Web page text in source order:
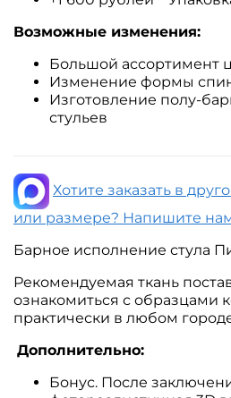
Возможные изменения:
Большой ассортимент
Изменение формы
Изготовление полу-
стульев
Хотите заказать в
или размере? Напишите
Барное исполнение стула
Рекомендуемая ткань
ознакомиться с образцами
практически в любом
Дополнительно:
Бонус. После